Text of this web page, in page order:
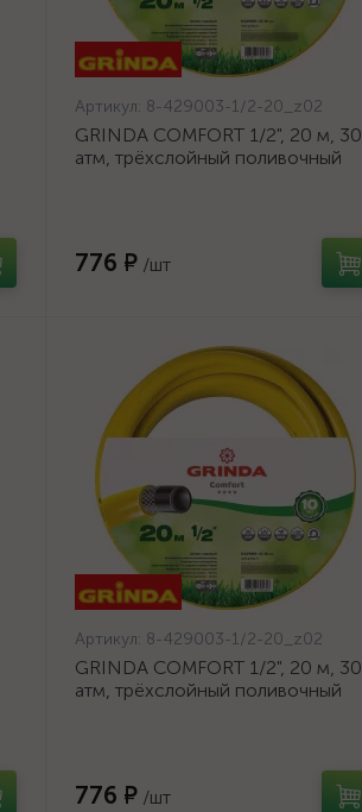
Артикул: 8-429003-1/2-20_z02
GRINDA COMFORT 1/2", 20 м, 30
атм, трёхслойный поливочный
776 ₽ /шт
Артикул: 8-429003-1/2-20_z02
GRINDA COMFORT 1/2", 20 м, 30
атм, трёхслойный поливочный
776 ₽ /шт